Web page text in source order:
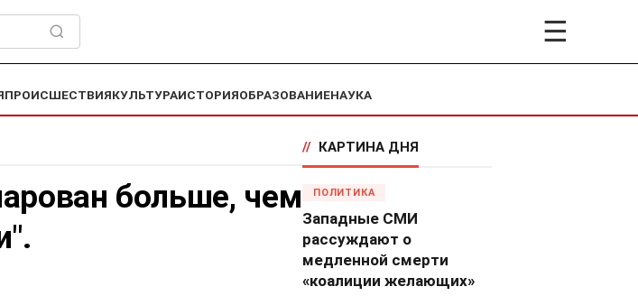
☰
ПРОИСШЕСТВИЯКУЛЬТУРАИСТОРИЯОБРАЗОВАНИЕНАУКА
больше, чем
// КАРТИНА ДНЯ
ПОЛИТИКА
Западные СМИ
рассуждают о
медленной смерти
«коалиции желающих»